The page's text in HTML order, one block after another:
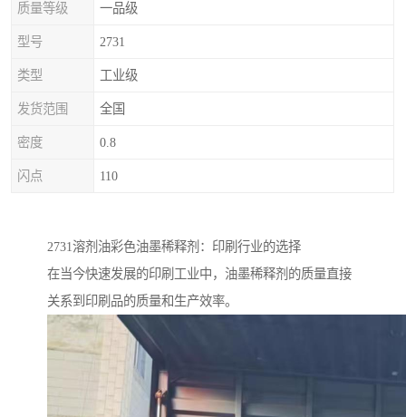
质量等级 一品级
型号 2731
类型 工业级
发货范围 全国
密度 0.8
闪点 110
2731溶剂油彩色油墨稀释剂：印刷行业的选择
在当今快速发展的印刷工业中，油墨稀释剂的质量直接
关系到印刷品的质量和生产效率。